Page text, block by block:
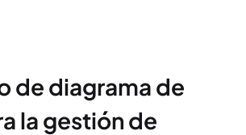
de diagrama de
la gestión de